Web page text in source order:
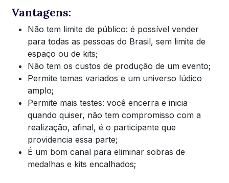
Vantagens:
Não tem limite de público: é possível vender
para todas as pessoas do Brasil, sem limite de
espaço ou de kits;
Não tem os custos de produção de um evento;
Permite temas variados e um universo lúdico
amplo;
Permite mais testes: você encerra e inicia
quando quiser, não tem compromisso com a
realização, afinal, é o participante que
providencia essa parte;
É um bom canal para eliminar sobras de
medalhas e kits encalhados;